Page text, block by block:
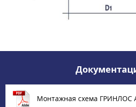
Монтажная схема ГРИНЛОС